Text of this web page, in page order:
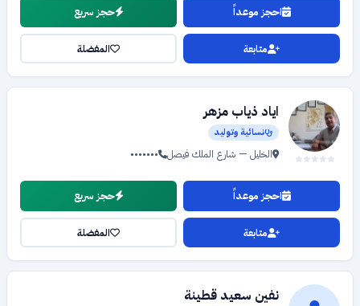
احجز موعداً حجز سريع
متابعة المفضلة
اياد ذياب مزهر
نسائية وتوليد
الخليل — شارع الملك فيصل •••••••
احجز موعداً حجز سريع
متابعة المفضلة
نفين سعيد قطينة